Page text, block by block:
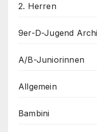
2. Herren
9er-D-Jugend
A/B-Juniorinnen
Allgemein
Bambini